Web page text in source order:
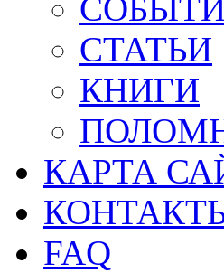
СТАТЬИ
КНИГИ
КАРТА
FAQ